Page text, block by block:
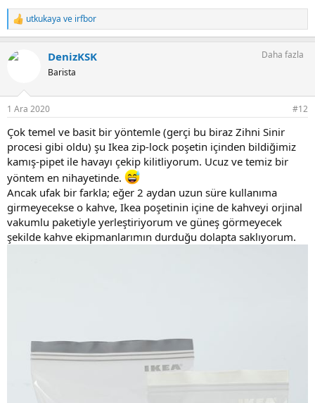
T
e
k
utkukaya ve irfbor
DenizKSK
Barista
Daha fazla
1 Ara 2020 #12
Çok temel ve basit bir yöntemle (gerçi bu biraz Zihni Sinir
procesi gibi oldu) şu Ikea zip-lock poşetin içinden bildiğimiz
kamış-pipet ile havayı çekip kilitliyorum. Ucuz ve temiz bir
yöntem en nihayetinde.
Ancak ufak bir farkla; eğer 2 aydan uzun süre kullanıma
girmeyecekse o kahve, Ikea poşetinin içine de kahveyi orjinal
vakumlu paketiyle yerleştiriyorum ve güneş görmeyecek
şekilde kahve ekipmanlarımın durduğu dolapta saklıyorum.